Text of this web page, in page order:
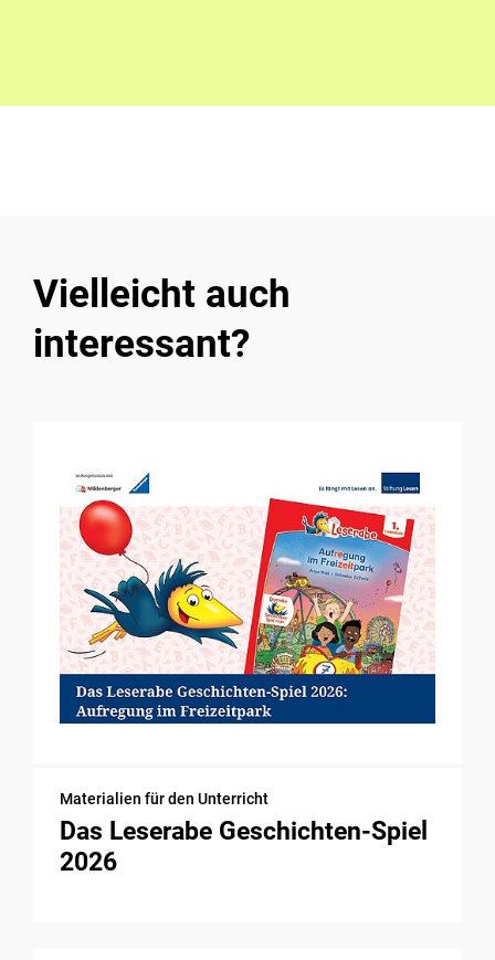
Vielleicht auch
interessant?
Materialien für den Unterricht
Das Leserabe Geschichten-Spiel
2026